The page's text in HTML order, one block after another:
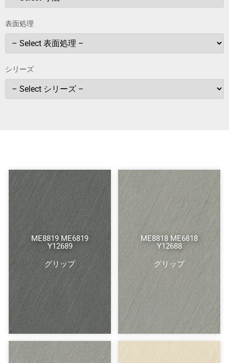
表面処理
シリーズ
ME8819 ME6819
Y12689
グリップ
ME8818 ME6818
Y12688
グリップ